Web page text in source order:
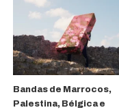
Bandas de Marrocos,
Palestina, Bélgica e